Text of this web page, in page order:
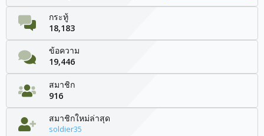
กระทู้
18,183
ข้อความ
19,446
สมาชิก
916
สมาชิกใหม่ล่าสุด
soldier35